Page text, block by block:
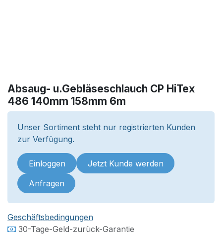
Absaug- u.Gebläseschlauch CP HiTex
486 140mm 158mm 6m
Unser Sortiment steht nur registrierten Kunden
zur Verfügung.
Einloggen Jetzt Kunde werden
Anfragen
Geschäftsbedingungen
30-Tage-Geld-zurück-Garantie